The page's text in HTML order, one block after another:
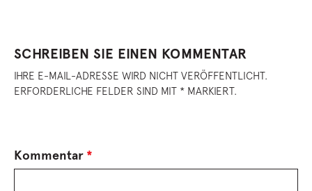
SCHREIBEN SIE EINEN KOMMENTAR
IHRE E-MAIL-ADRESSE WIRD NICHT VERÖFFENTLICHT.
ERFORDERLICHE FELDER SIND MIT * MARKIERT.
Kommentar *